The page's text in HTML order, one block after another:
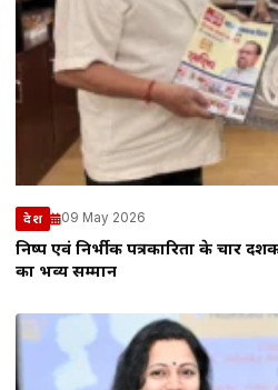
देश 09 May 2026
निष्पक्ष एवं निर्भीक पत्रकारिता के चार
का भव्य सम्मान